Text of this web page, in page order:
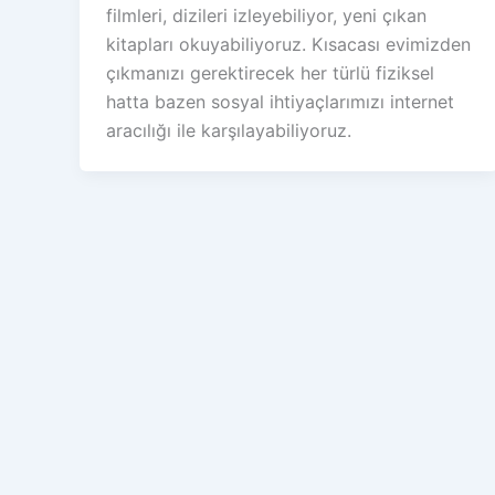
filmleri, dizileri izleyebiliyor, yeni çıkan
kitapları okuyabiliyoruz. Kısacası evimizden
çıkmanızı gerektirecek her türlü fiziksel
hatta bazen sosyal ihtiyaçlarımızı internet
aracılığı ile karşılayabiliyoruz.